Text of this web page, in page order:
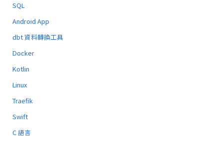
SQL
Android App
dbt 資料轉換工具
Docker
Kotlin
Linux
Traefik
Swift
C 語言